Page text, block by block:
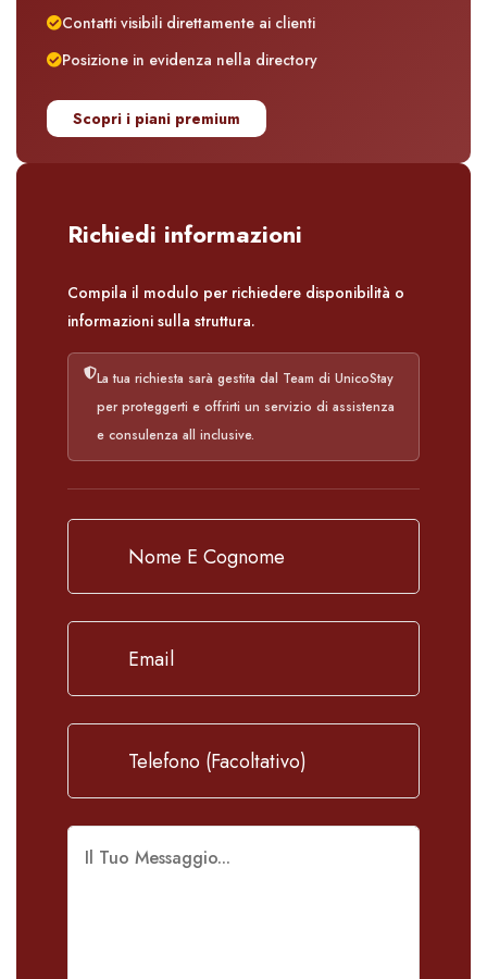
Contatti visibili direttamente ai clienti
Posizione in evidenza nella directory
Scopri i piani premium
Richiedi informazioni
Compila il modulo per richiedere disponibilità o
informazioni sulla struttura.
La tua richiesta sarà gestita dal Team di UnicoStay
per proteggerti e offrirti un servizio di assistenza
e consulenza all inclusive.